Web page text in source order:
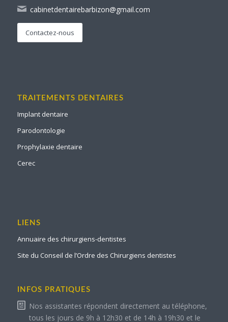
cabinetdentairebarbizon@gmail.com
Contactez-nous
TRAITEMENTS DENTAIRES
Implant dentaire
Parodontologie
Prophylaxie dentaire
Cerec
LIENS
Annuaire des chirurgiens-dentistes
Site du Conseil de l’Ordre des Chirurgiens dentistes
INFOS PRATIQUES
Nos assistantes répondent directement au téléphone,
tous les jours de 9h à 12h30 et de 14h à 19h30 et le